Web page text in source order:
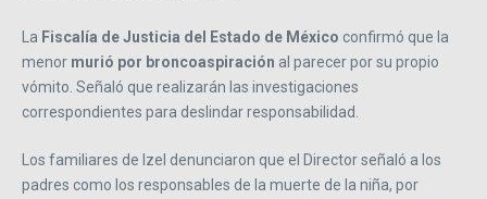
La Fiscalía de Justicia del Estado de México confirmó que la
menor murió por broncoaspiración al parecer por su propio
vómito. Señaló que realizarán las investigaciones
correspondientes para deslindar responsabilidad.
Los familiares de Izel denunciaron que el Director señaló a los
padres como los responsables de la muerte de la niña, por